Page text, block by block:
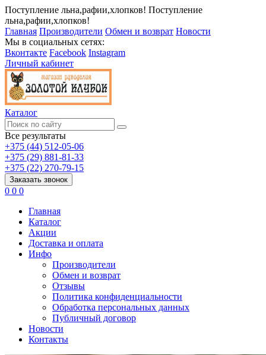
Поступление льна,рафии,хлопков! Поступление
льна,рафии,хлопков!
Главная Производители Обмен и возврат Новости
Мы в социальных сетях:
Вконтакте Facebook Instagram
Личный кабинет
Каталог
Все результаты
+375 (44) 512-05-06
+375 (29) 881-81-33
+375 (22) 270-79-15
Заказать звонок
0 0 0
Главная
Каталог
Акции
Доставка и оплата
Инфо
Производители
Обмен и возврат
Отзывы
Политика конфиденциальности
Обработка персональных данных
Публичный договор
Новости
Контакты